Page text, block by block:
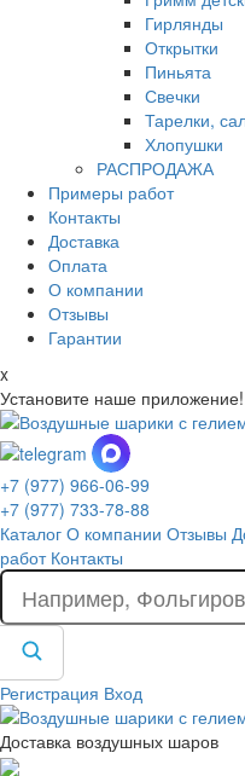
Гирлянды
Открытки
Пиньята
Свечки
Тарелки,
Хлопушки
РАСПРОДАЖА
Примеры работ
Контакты
Доставка
Оплата
О компании
Отзывы
Гарантии
x
Установите наше приложение!
+7 (977) 966-06-99
+7 (977) 733-78-88
Каталог О компании Отзывы
работ Контакты
Регистрация Вход
Доставка воздушных шаров